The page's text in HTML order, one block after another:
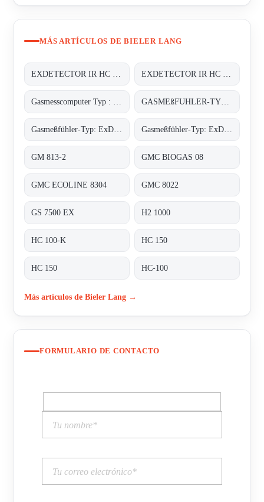
MÁS ARTÍCULOS DE BIELER LANG
GM 813-2 GMC BIOGAS 08
GMC ECOLINE 8304 GMC 8022
GS 7500 EX H2 1000
HC 100-K HC 150
HC 150 HC-100
Más artículos de Bieler Lang →
FORMULARIO DE CONTACTO